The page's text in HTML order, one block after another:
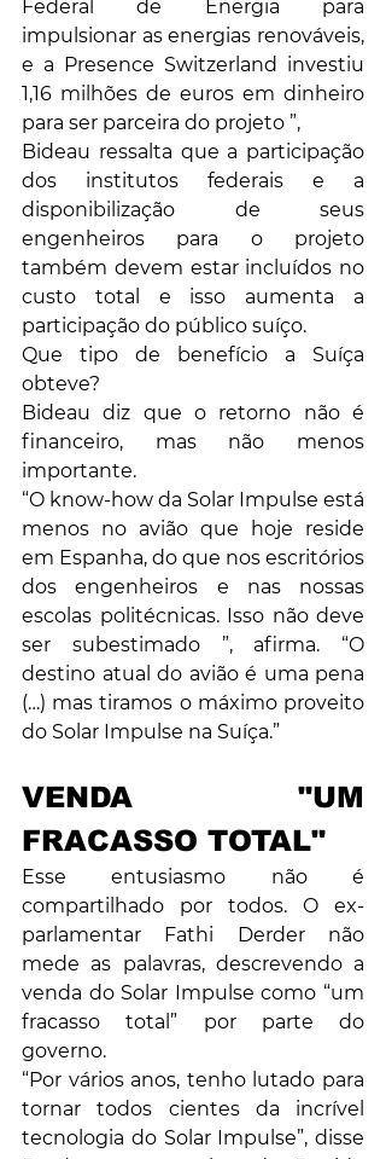
Federal de Energia para
impulsionar as energias renováveis,
e a Presence Switzerland investiu
1,16 milhões de euros em dinheiro
para ser parceira do projeto ”,
Bideau ressalta que a participação
dos institutos federais e a
disponibilização de seus
engenheiros para o projeto
também devem estar incluídos no
custo total e isso aumenta a
participação do público suíço.
Que tipo de benefício a Suíça
obteve?
Bideau diz que o retorno não é
financeiro, mas não menos
importante.
“O know-how da Solar Impulse está
menos no avião que hoje reside
em Espanha, do que nos escritórios
dos engenheiros e nas nossas
escolas politécnicas. Isso não deve
ser subestimado ”, afirma. “O
destino atual do avião é uma pena
(…) mas tiramos o máximo proveito
do Solar Impulse na Suíça.”
VENDA "UM
FRACASSO TOTAL"
Esse entusiasmo não é
compartilhado por todos. O ex-
parlamentar Fathi Derder não
mede as palavras, descrevendo a
venda do Solar Impulse como “um
fracasso total” por parte do
governo.
“Por vários anos, tenho lutado para
tornar todos cientes da incrível
tecnologia do Solar Impulse”, disse